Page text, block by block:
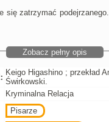
się zatrzymać
Zobacz pełny opis
Keigo Higashino ; przekład
Świrkowski.
Kryminalna Relacja
Pisarze